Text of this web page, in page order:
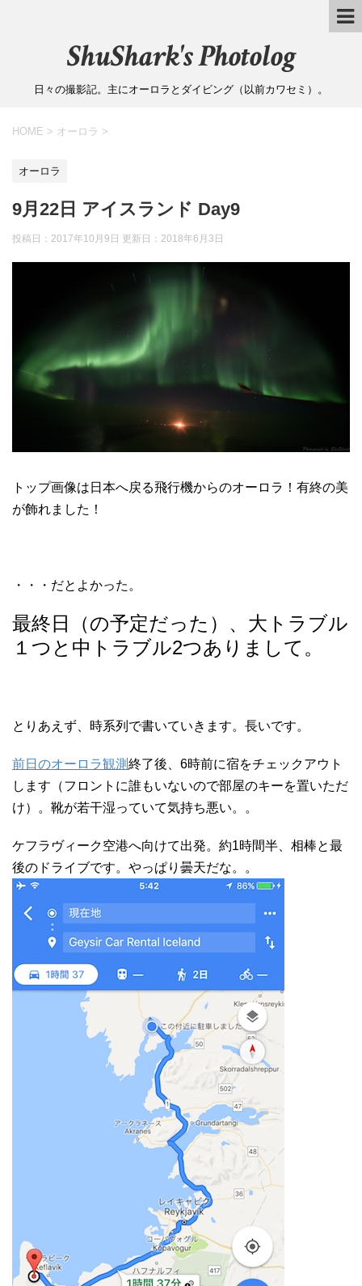
ShuShark's Photolog
日々の撮影記。主にオーロラとダイビング（以前カワセミ）。
HOME > オーロラ >
オーロラ
9月22日 アイスランド Day9
投稿日：2017年10月9日 更新日： 2018年6月3日
トップ画像は日本へ戻る飛行機からのオーロラ！有終の美
が飾れました！
・・・だとよかった。
最終日（の予定だった）、大トラブル
１つと中トラブル2つありまして。
とりあえず、時系列で書いていきます。長いです。
前日のオーロラ観測終了後、6時前に宿をチェックアウト
します（フロントに誰もいないので部屋のキーを置いただ
け）。靴が若干湿っていて気持ち悪い。。
ケフラヴィーク空港へ向けて出発。約1時間半、相棒と最
後のドライブです。やっぱり曇天だな。。